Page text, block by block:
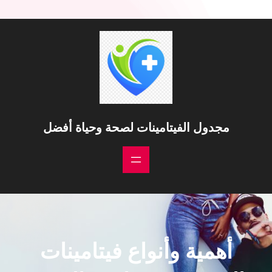
مجدول الفيتامينات لصحة وحياة أفضل
أهمية وأنواع فيتامينات